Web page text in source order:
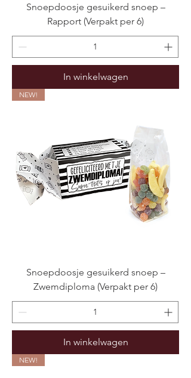
Snoepdoosje gesuikerd snoep –
Rapport (Verpakt per 6)
In winkelwagen
NEW!
Snoepdoosje gesuikerd snoep –
Zwemdiploma (Verpakt per 6)
In winkelwagen
NEW!